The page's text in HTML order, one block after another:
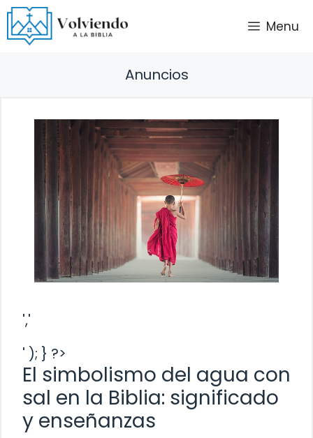
Saltar
al
contenido
Menu
Anuncios
','
' ); } ?>
El simbolismo del agua con
sal en la Biblia: significado
y enseñanzas